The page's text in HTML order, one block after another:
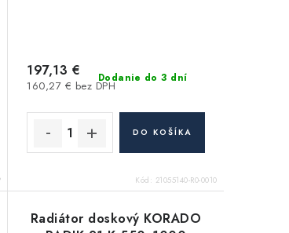
Dodanie do 3 dní
160,27 € bez DPH
197,13 €
DO KOŠÍKA
Kód: 21055140-R0-0010
Radiátor doskový KORADO